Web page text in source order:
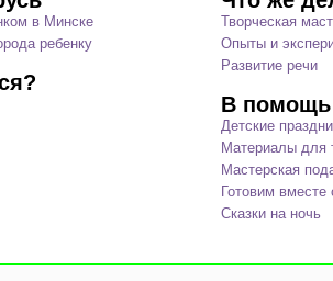
в Минске
ребенку
Творческая
Опыты и
Развитие речи
В
Детские
Материалы для
Мастерская
Готовим вместе
Сказки на ночь